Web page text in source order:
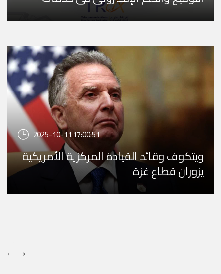
الاتصالات … ...
2025-10-11 17:00:51
ويتكوف وقائد القيادة المركزية الأمريكية
يزوران قطاع غزة
‹ ›